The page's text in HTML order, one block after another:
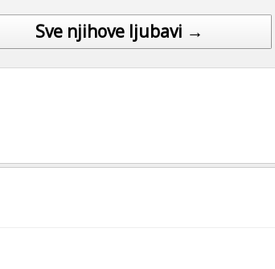
Sve njihove ljubavi →